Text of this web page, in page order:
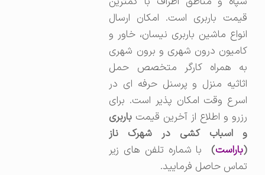
قیمت باربری است. امکان ارسال
انواع ماشین باربری نیسان، خاور و
کامیون درون شهری و برون شهری
به همراه کارگر متخصص حمل
اثاثیه منزل و پرسنل حرفه ای در
اسرع وقت امکان پذیر است. برای
رزرو و اطلاع از آخرین قیمتباربری
و اسباب کشی در شهرک ناز
باراست)با شماره تلفن های زیر
تماس حاصل فرمایید.